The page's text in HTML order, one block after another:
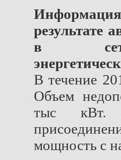
результате
в
В течение
Объем
тыс кВт.
мощность с